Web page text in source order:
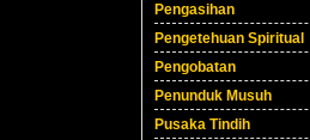
Pengasihan
Pengetehuan Spiritual
Pengobatan
Penunduk Musuh
Pusaka Tindih